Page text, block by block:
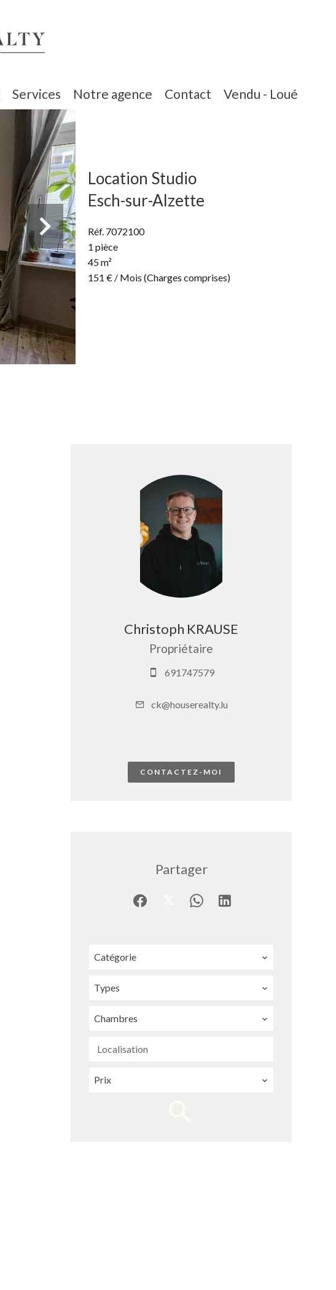
Services Notre agence Contact Vendu - Loué
Location Studio
Esch-sur-Alzette
Réf. 7072100
1 pièce
45 m²
151 € / Mois (Charges comprises)
Christoph KRAUSE
Propriétaire
691747579
ck@houserealty.lu
CONTACTEZ-MOI
Partager
Catégorie
Types
Chambres
Localisation
Prix